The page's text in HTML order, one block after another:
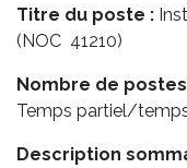
Titre du poste :
(NOC 41210)
Nombre de
Temps partiel/
Description